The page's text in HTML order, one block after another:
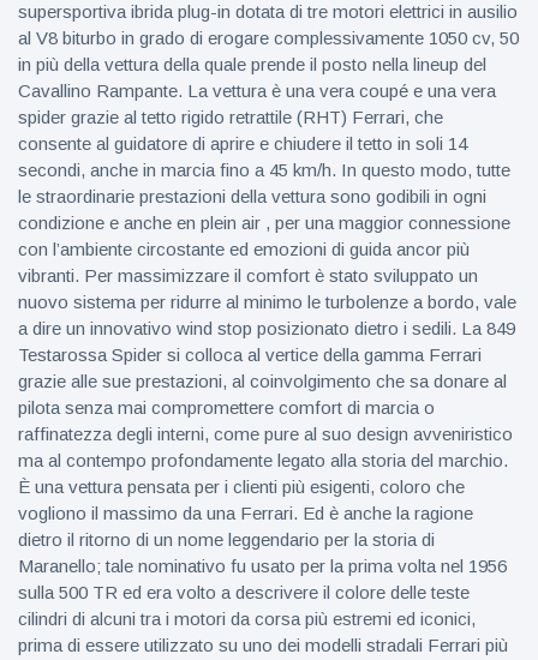
supersportiva ibrida plug-in dotata di tre motori elettrici in ausilio
al V8 biturbo in grado di erogare complessivamente 1050 cv, 50
in più della vettura della quale prende il posto nella lineup del
Cavallino Rampante. La vettura è una vera coupé e una vera
spider grazie al tetto rigido retrattile (RHT) Ferrari, che
consente al guidatore di aprire e chiudere il tetto in soli 14
secondi, anche in marcia fino a 45 km/h. In questo modo, tutte
le straordinarie prestazioni della vettura sono godibili in ogni
condizione e anche en plein air , per una maggior connessione
con l’ambiente circostante ed emozioni di guida ancor più
vibranti. Per massimizzare il comfort è stato sviluppato un
nuovo sistema per ridurre al minimo le turbolenze a bordo, vale
a dire un innovativo wind stop posizionato dietro i sedili. La 849
Testarossa Spider si colloca al vertice della gamma Ferrari
grazie alle sue prestazioni, al coinvolgimento che sa donare al
pilota senza mai compromettere comfort di marcia o
raffinatezza degli interni, come pure al suo design avveniristico
ma al contempo profondamente legato alla storia del marchio.
È una vettura pensata per i clienti più esigenti, coloro che
vogliono il massimo da una Ferrari. Ed è anche la ragione
dietro il ritorno di un nome leggendario per la storia di
Maranello; tale nominativo fu usato per la prima volta nel 1956
sulla 500 TR ed era volto a descrivere il colore delle teste
cilindri di alcuni tra i motori da corsa più estremi ed iconici,
prima di essere utilizzato su uno dei modelli stradali Ferrari più